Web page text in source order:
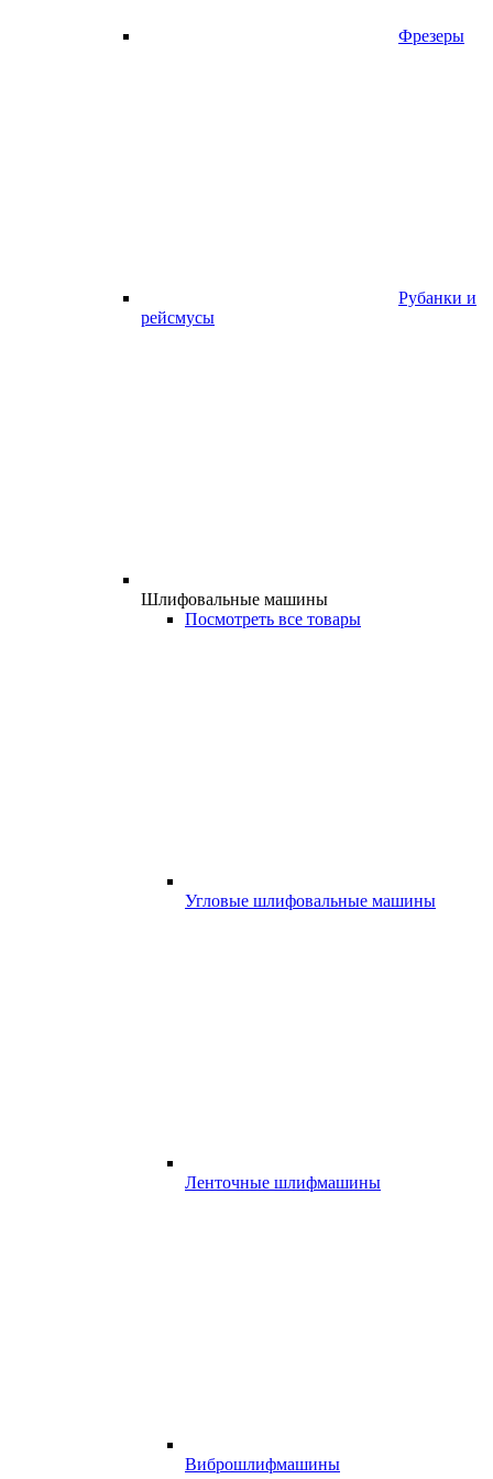
Фрезеры
Рубанки и
рейсмусы
Шлифовальные машины
Посмотреть все товары
Угловые шлифовальные машины
Ленточные шлифмашины
Виброшлифмашины